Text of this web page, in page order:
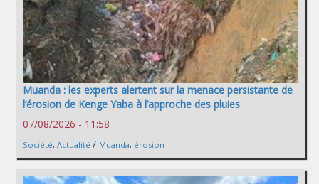
Muanda : les experts alertent sur la menace persistante de
l’érosion de Kenge Yaba à l’approche des pluies
07/08/2026 - 11:58
Société, Actualité / Muanda, érosion